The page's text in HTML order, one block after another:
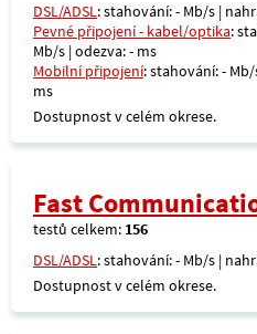
DSL/ADSL: stahování: - Mb/s |
Pevné připojení - kabel/optika:
Mb/s | odezva: - ms
Mobilní připojení: stahování: -
ms
Dostupnost v celém okrese.
Fast
testů celkem: 156
DSL/ADSL: stahování: - Mb/s |
Dostupnost v celém okrese.